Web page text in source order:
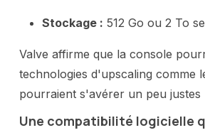
Stockage : 512 Go ou 2 To
Valve affirme que la console
technologies d'upscaling comme
pourraient s'avérer un peu
Une compatibilité logicielle